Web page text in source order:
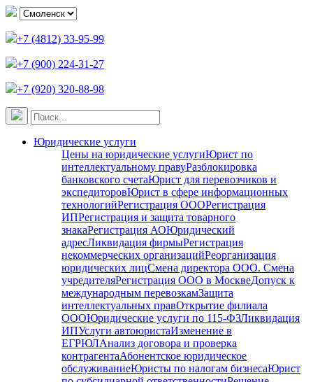
+7 (4812) 33-95-99
+7 (900) 224-31-27
+7 (920) 320-88-98
Юридические услуги
Цены на юридические услугиЮрист по
интеллектуальному правуРазблокировка
банковского счетаЮрист для перевозчиков и
экспедиторовЮрист в сфере информационных
технологийРегистрация ОООРегистрация
ИПРегистрация и защита товарного
знакаРегистрация АОЮридический
адресЛиквидация фирмыРегистрация
некоммерческих организацийРеорганизация
юридических лицСмена директора ООО. Смена
учредителяРегистрация ООО в МосквеДопуск к
международным перевозкамЗащита
интеллектуальных правОткрытие филиала
ОООЮридические услуги по 115-ФЗЛиквидация
ИПУслуги автоюристаИзменение в
ЕГРЮЛАнализ договора и проверка
контрагентаАбонентское юридическое
обслуживаниеЮристы по налогам бизнесаЮрист